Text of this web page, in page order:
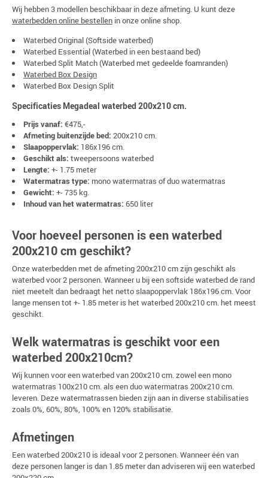
Wij hebben 3 modellen beschikbaar in deze afmeting. U kunt deze
waterbedden online bestellen in onze online shop.
Waterbed Original (Softside waterbed)
Waterbed Essential (Waterbed in een bestaand bed)
Waterbed Split Match (Waterbed met gedeelde foamranden)
Waterbed Box Design
Waterbed Box Design Split
Specificaties Megadeal waterbed 200x210 cm.
Prijs vanaf: €475,-
Afmeting buitenzijde bed: 200x210 cm.
Slaapoppervlak: 186x196 cm.
Geschikt als: tweepersoons waterbed
Lengte: +- 1.75 meter
Watermatras type: mono watermatras of duo watermatras
Gewicht: +- 735 kg.
Inhoud van het watermatras: 650 liter
Voor hoeveel personen is een waterbed
200x210 cm geschikt?
Onze waterbedden met de afmeting 200x210 cm zijn geschikt als
waterbed voor 2 personen. Wanneer u bij een softside waterbed de rand
niet meetelt dan bedraagt het netto slaapoppervlak 186x196 cm. Voor
lange mensen tot +- 1.85 meter is het waterbed 200x210 cm. het meest
geschikt.
Welk watermatras is geschikt voor een
waterbed 200x210cm?
Wij kunnen voor een waterbed van 200x210 cm. zowel een mono
watermatras 100x210 cm. als een duo watermatras 200x210 cm.
leveren. Deze watermatrassen bieden zijn aan in diverse stabilisaties
zoals 0%, 60%, 80%, 100% en 120% stabilisatie.
Afmetingen
Een waterbed 200x210 is ideaal voor 2 personen. Wanneer één van
deze personen langer is dan 1.85 meter dan adviseren wij een waterbed